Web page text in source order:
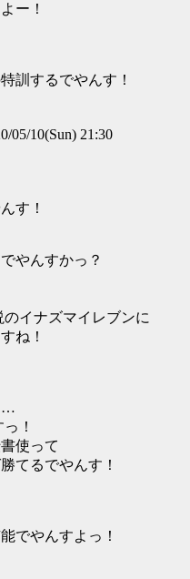
ー！
訓するでやんす！
05/10(Sun) 21:30
す！
やんすかっ？
イナズマイレブンに
ね！
…
！
使って
てるでやんす！
でやんすよっ！